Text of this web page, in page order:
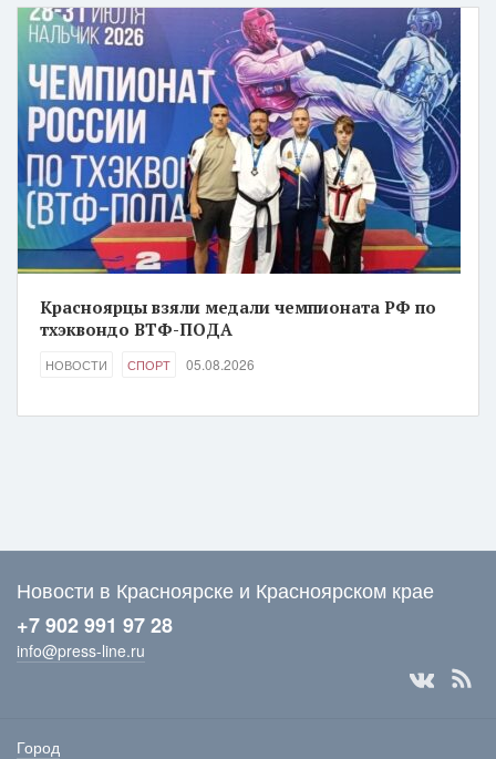
Красноярцы взяли медали чемпионата РФ по
тхэквондо ВТФ-ПОДА
НОВОСТИ СПОРТ 05.08.2026
Новости в Красноярске и Красноярском крае
+7 902 991 97 28
info@press-line.ru
Город